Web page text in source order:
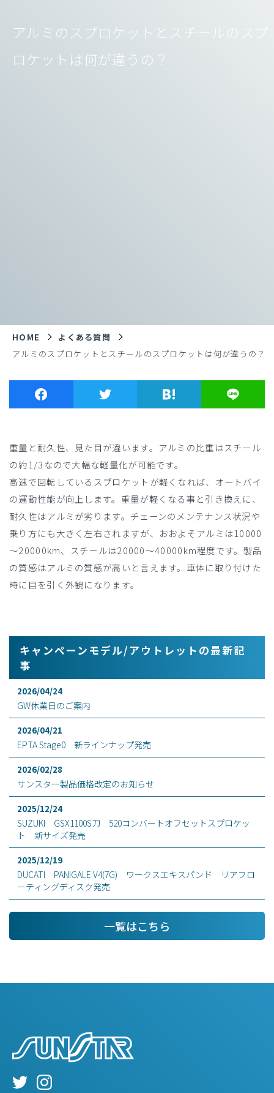
アルミのスプロケットとスチールのスプ
ロケットは何が違うの？
HOME
よくある質問
アルミのスプロケットとスチールのスプロケットは何が違うの？
重量と耐久性、見た目が違います。アルミの比重はスチール
の約1/3なので大幅な軽量化が可能です。
高速で回転しているスプロケットが軽くなれば、オートバイ
の運動性能が向上します。重量が軽くなる事と引き換えに、
耐久性はアルミが劣ります。チェーンのメンテナンス状況や
乗り方にも大きく左右されますが、おおよそアルミは10000
～20000km、スチールは20000～40000km程度です。製品
の質感はアルミの質感が高いと言えます。車体に取り付けた
時に目を引く外観になります。
キャンペーンモデル/アウトレットの最新記
事
2026/04/24
GW休業日のご案内
2026/04/21
EPTA Stage0 新ラインナップ発売
2026/02/28
サンスター製品価格改定のお知らせ
2025/12/24
SUZUKI GSX1100S刀 520コンバートオフセットスプロケッ
ト 新サイズ発売
2025/12/19
DUCATI PANIGALE V4(7G) ワークスエキスパンド リアフロ
ーティングディスク発売
一覧はこちら